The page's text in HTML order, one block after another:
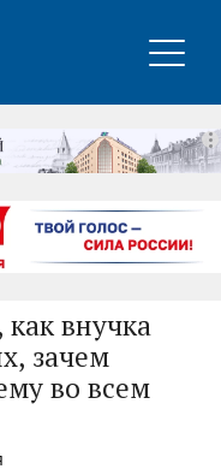
внучка
зачем
во всем